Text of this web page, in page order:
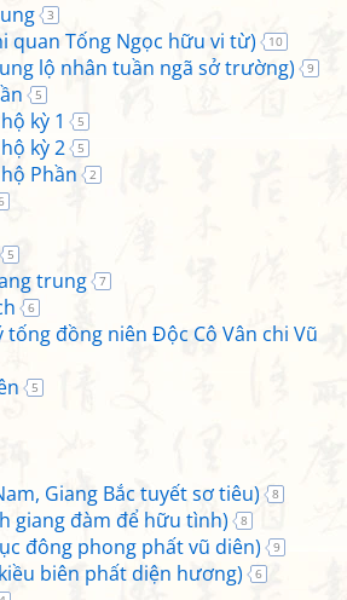
3
quan Tống Ngọc hữu vi từ) 10
lộ nhân tuần ngã sở trường) 9
5
kỳ 1 5
kỳ 2 5
Phần 2
5
trung 7
6
tống đồng niên Độc Cô Vân chi Vũ
5
Giang Bắc tuyết sơ tiêu) 8
giang đàm để hữu tình) 8
đông phong phất vũ diên) 9
biên phất diện hương) 6